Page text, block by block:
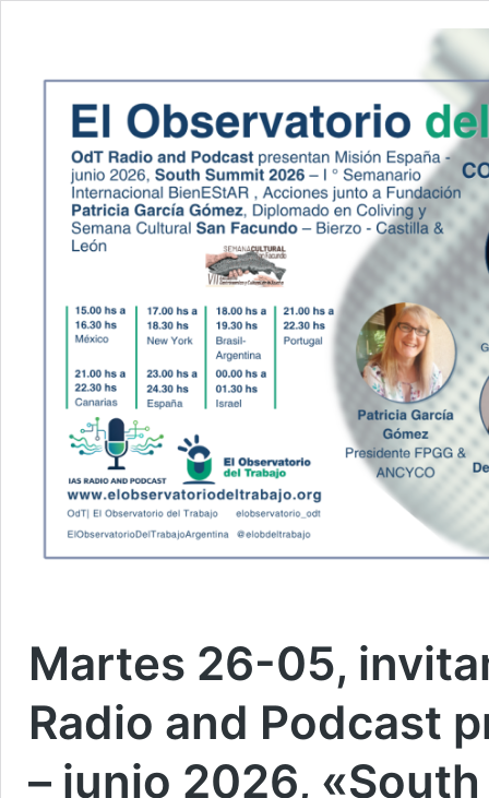
Martes 26-05,
Radio and Podcast
– junio 2026,